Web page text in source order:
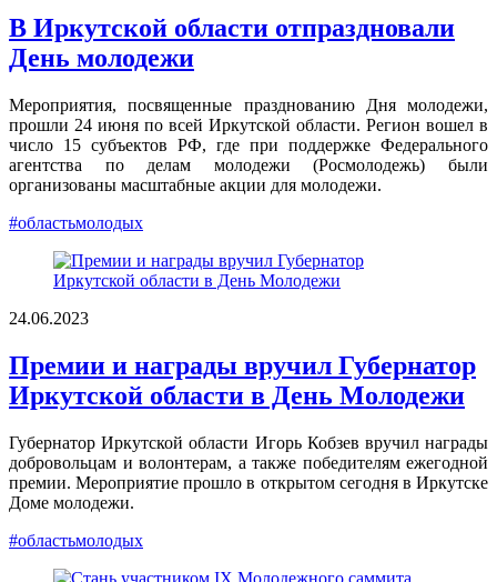
В Иркутской области отпраздновали
День молодежи
Мероприятия, посвященные празднованию Дня молодежи,
прошли 24 июня по всей Иркутской области. Регион вошел в
число 15 субъектов РФ, где при поддержке Федерального
агентства по делам молодежи (Росмолодежь) были
организованы масштабные акции для молодежи.
#областьмолодых
24.06.2023
Премии и награды вручил Губернатор
Иркутской области в День Молодежи
Губернатор Иркутской области Игорь Кобзев вручил награды
добровольцам и волонтерам, а также победителям ежегодной
премии. Мероприятие прошло в открытом сегодня в Иркутске
Доме молодежи.
#областьмолодых